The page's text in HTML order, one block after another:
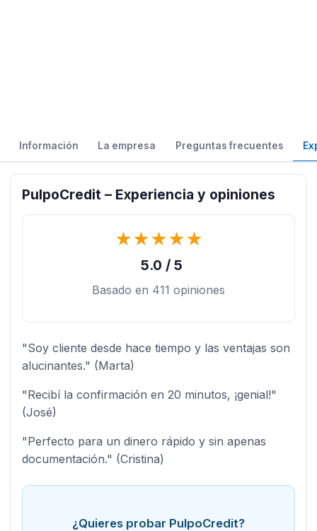
Información La empresa Preguntas frecuentes
PulpoCredit – Experiencia y opiniones
★★★★★
5.0 / 5
Basado en 411 opiniones
"Soy cliente desde hace tiempo y las ventajas son
alucinantes." (Marta)
"Recibí la confirmación en 20 minutos, ¡genial!"
(José)
"Perfecto para un dinero rápido y sin apenas
documentación." (Cristina)
¿Quieres probar PulpoCredit?